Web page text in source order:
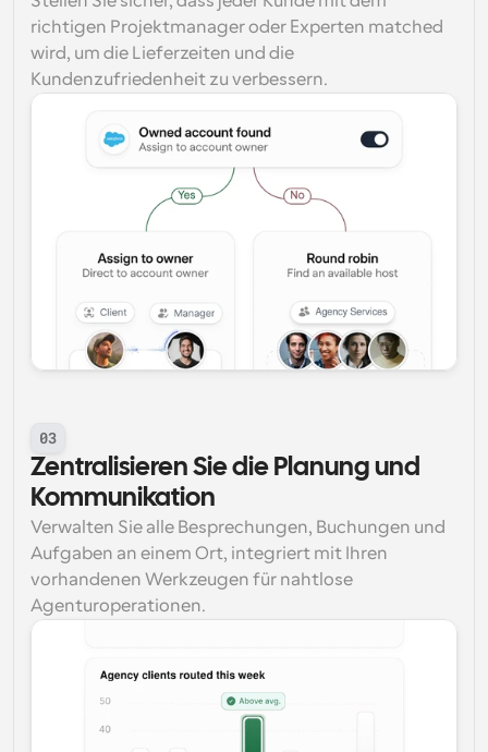
richtigen Projektmanager oder Experten matched
wird, um die Lieferzeiten und die
Kundenzufriedenheit zu verbessern.
03
Zentralisieren Sie die Planung und
Kommunikation
Verwalten Sie alle Besprechungen, Buchungen und
Aufgaben an einem Ort, integriert mit Ihren
vorhandenen Werkzeugen für nahtlose
Agenturoperationen.